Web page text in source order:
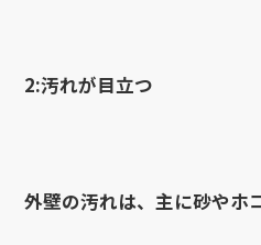
2:汚れが目立つ
外壁の汚れは、主に砂やホ